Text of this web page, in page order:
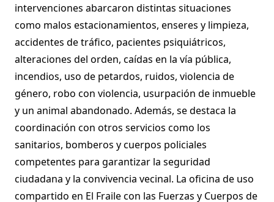
intervenciones abarcaron distintas situaciones
como malos estacionamientos, enseres y limpieza,
accidentes de tráfico, pacientes psiquiátricos,
alteraciones del orden, caídas en la vía pública,
incendios, uso de petardos, ruidos, violencia de
género, robo con violencia, usurpación de inmueble
y un animal abandonado. Además, se destaca la
coordinación con otros servicios como los
sanitarios, bomberos y cuerpos policiales
competentes para garantizar la seguridad
ciudadana y la convivencia vecinal. La oficina de uso
compartido en El Fraile con las Fuerzas y Cuerpos de